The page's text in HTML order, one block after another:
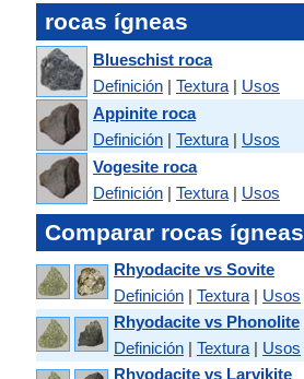
rocas ígneas
Blueschist roca
Definición | Textura | Usos
Appinite roca
Definición | Textura | Usos
Vogesite roca
Definición | Textura | Usos
Comparar rocas ígneas
Rhyodacite vs Sovite
Definición | Textura | Usos
Rhyodacite vs Phonolite
Definición | Textura | Usos
Rhyodacite vs Larvikite